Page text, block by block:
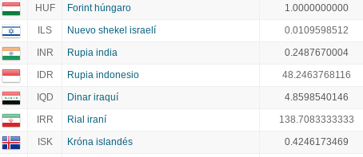
HUF
Forint húngaro 1.0000000000
ILS
Nuevo shekel israelí 0.0109598512
INR
Rupia india 0.2487670004
IDR
Rupia indonesio 48.2463768116
IQD
Dinar iraquí 4.8598540146
IRR
Rial iraní 138.7083333333
ISK
Króna islandés 0.4246173469